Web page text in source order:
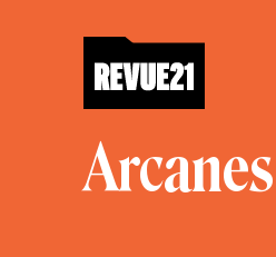
Arcanes